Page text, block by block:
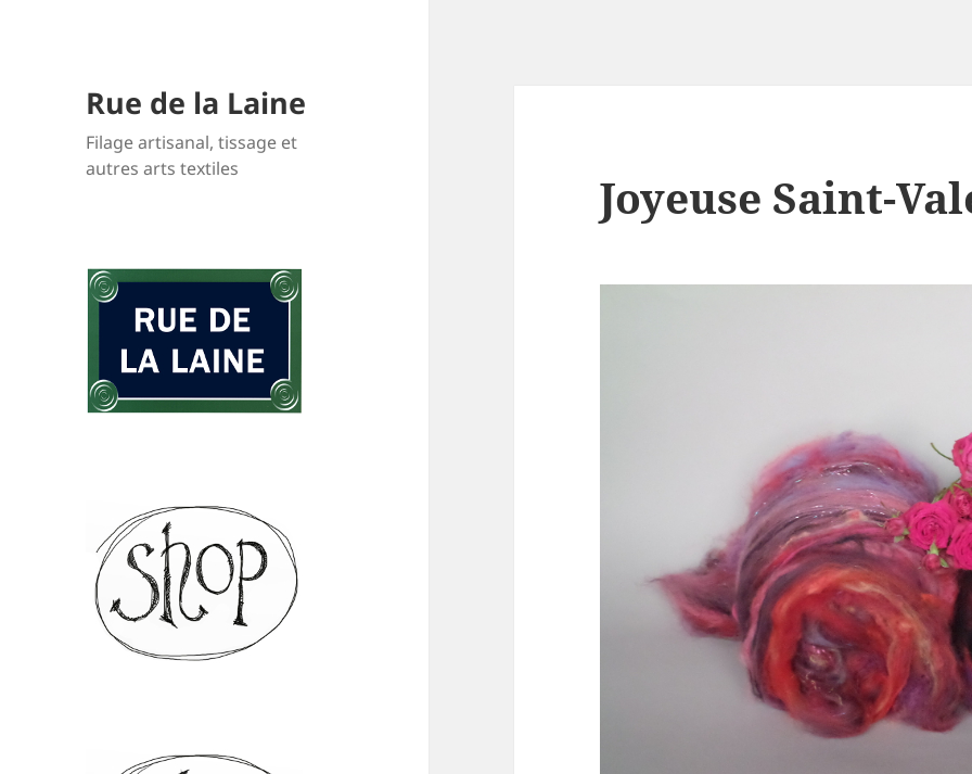
Rue de la Laine
Filage artisanal, tissage et
autres arts textiles
Joyeuse Saint-